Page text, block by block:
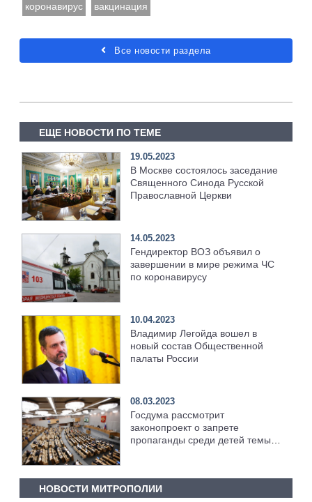
коронавирус вакцинация
Все новости раздела
ЕЩЕ НОВОСТИ ПО ТЕМЕ
19.05.2023
В Москве состоялось заседание
Священного Синода Русской
Православной Церкви
14.05.2023
Гендиректор ВОЗ объявил о
завершении в мире режима ЧС
по коронавирусу
10.04.2023
Владимир Легойда вошел в
новый состав Общественной
палаты России
08.03.2023
Госдума рассмотрит
законопроект о запрете
пропаганды среди детей темы
НОВОСТИ МИТРОПОЛИИ